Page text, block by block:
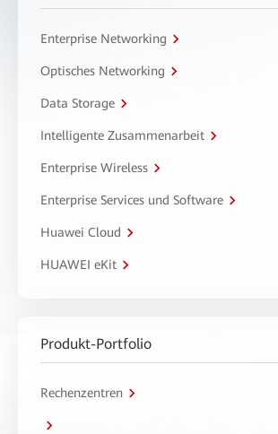
Enterprise Networking
Optisches Networking
Data Storage
Intelligente Zusammenarbeit
Enterprise Wireless
Enterprise Services und Software
Huawei Cloud
HUAWEI eKit
Produkt-Portfolio
Rechenzentren